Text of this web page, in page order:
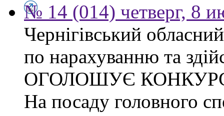
№ 14 (014) четверг, 8
Чернігівський
по нарахуванню та
ОГОЛОШУЄ
На посаду головного